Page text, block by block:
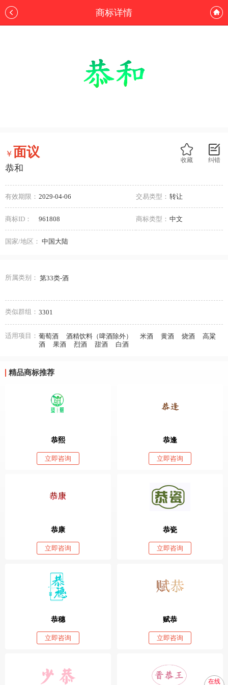
商标详情
纠错
收藏
￥面议
恭和
有效期限： 2029-04-06 交易类型： 转让
商标ID： 961808 商标类型： 中文
国家/地区： 中国大陆
所属类别： 第33类-酒
类似群组： 3301
适用项目： 葡萄酒 酒精饮料（啤酒除外） 米酒 黄酒 烧酒
高粱
酒
果酒 烈酒 甜酒 白酒
精品商标推荐
恭熙
立即咨询
恭逢
立即咨询
恭康
立即咨询
恭瓷
立即咨询
恭穗
立即咨询
赋恭
立即咨询
在线